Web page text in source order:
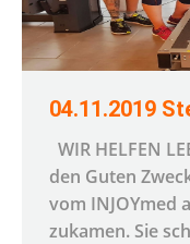
04.11.2019
WIR HELFEN
den Guten
vom INJOYmed
zukamen. Sie